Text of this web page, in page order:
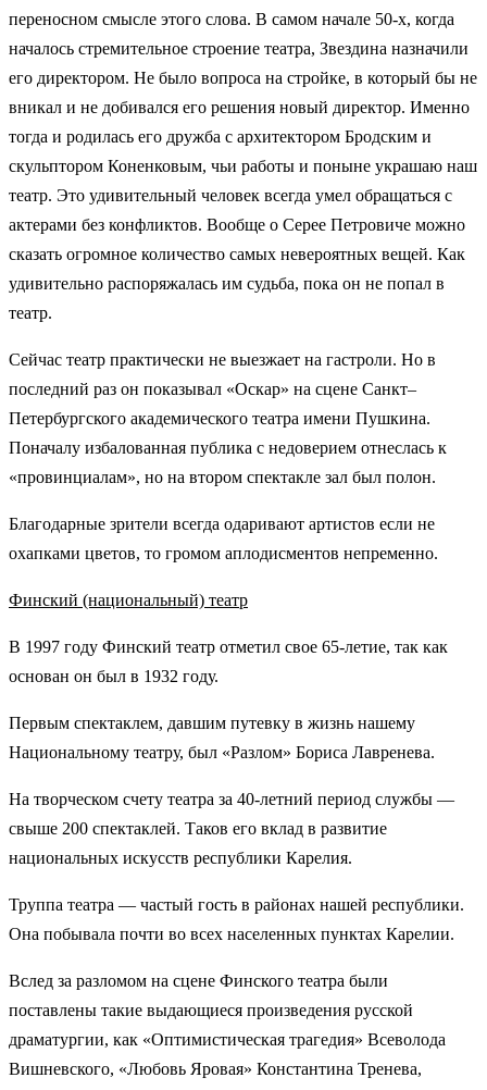
переносном смысле этого слова. В самом начале 50-х, когда
началось стремительное строение театра, Звездина назначили
его директором. Не было вопроса на стройке, в который бы не
вникал и не добивался его решения новый директор. Именно
тогда и родилась его дружба с архитектором Бродским и
скульптором Коненковым, чьи работы и поныне украшаю наш
театр. Это удивительный человек всегда умел обращаться с
актерами без конфликтов. Вообще о Серее Петровиче можно
сказать огромное количество самых невероятных вещей. Как
удивительно распоряжалась им судьба, пока он не попал в
театр.
Сейчас театр практически не выезжает на гастроли. Но в
последний раз он показывал «Оскар» на сцене Санкт–
Петербургского академического театра имени Пушкина.
Поначалу избалованная публика с недоверием отнеслась к
«провинциалам», но на втором спектакле зал был полон.
Благодарные зрители всегда одаривают артистов если не
охапками цветов, то громом аплодисментов непременно.
Финский (национальный) театр
В 1997 году Финский театр отметил свое 65-летие, так как
основан он был в 1932 году.
Первым спектаклем, давшим путевку в жизнь нашему
Национальному театру, был «Разлом» Бориса Лавренева.
На творческом счету театра за 40-летний период службы —
свыше 200 спектаклей. Таков его вклад в развитие
национальных искусств республики Карелия.
Труппа театра — частый гость в районах нашей республики.
Она побывала почти во всех населенных пунктах Карелии.
Вслед за разломом на сцене Финского театра были
поставлены такие выдающиеся произведения русской
драматургии, как «Оптимистическая трагедия» Всеволода
Вишневского, «Любовь Яровая» Константина Тренева,